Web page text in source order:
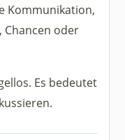
Kommunikation,
Chancen oder
Es bedeutet